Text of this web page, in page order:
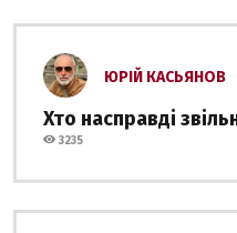
ЮРІЙ КАСЬЯНОВ
Хто насправді
3235